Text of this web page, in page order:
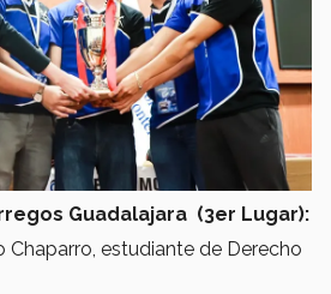
Guadalajara (3er Lugar):
estudiante de Derecho